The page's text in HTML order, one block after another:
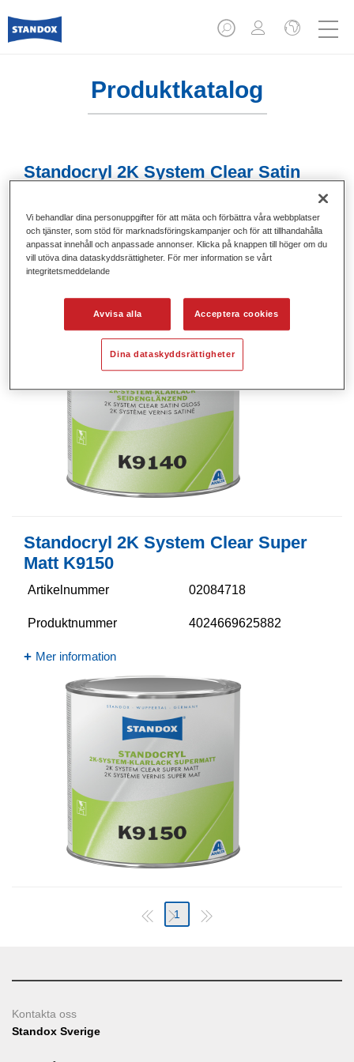
Produktkatalog
Standocryl 2K System Clear Satin
Artikelnummer 02084717
Produktnummer 4024669625875
Standocryl 2K System Clear Super
Matt K9150
Artikelnummer 02084718
Produktnummer 4024669625882
Mer information
1
Kontakta oss
Standox Sverige
Vi behandlar dina personuppgifter för att mäta och förbättra våra webbplatser
och tjänster, som stöd för marknadsföringskampanjer och för att tillhandahålla
anpassat innehåll och anpassade annonser. Klicka på knappen till höger om du
vill utöva dina dataskyddsrättigheter. För mer information se vårt
integritetsmeddelande
Avvisa alla Acceptera cookies
Dina dataskyddsrättigheter